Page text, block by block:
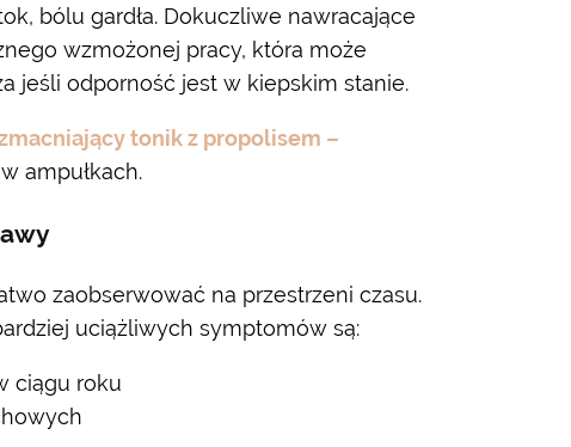
bólu gardła. Dokuczliwe nawracające
wzmożonej pracy, która może
jeśli odporność jest w kiepskim stanie.
tonik z propolisem –
ampułkach.
zaobserwować na przestrzeni czasu.
uciążliwych symptomów są:
ciągu roku